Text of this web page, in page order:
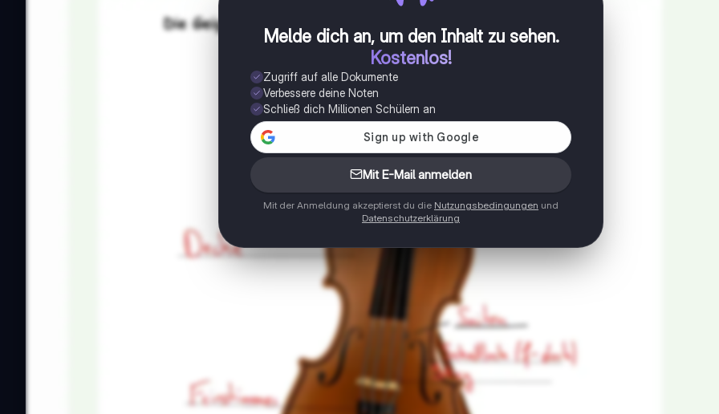
Melde dich an, um den Inhalt zu sehen.
Kostenlos!
Zugriff auf alle Dokumente
Verbessere deine Noten
Schließ dich Millionen Schülern an
Mit E-Mail anmelden
Mit der Anmeldung akzeptierst du die Nutzungsbedingungen und
Datenschutzerklärung